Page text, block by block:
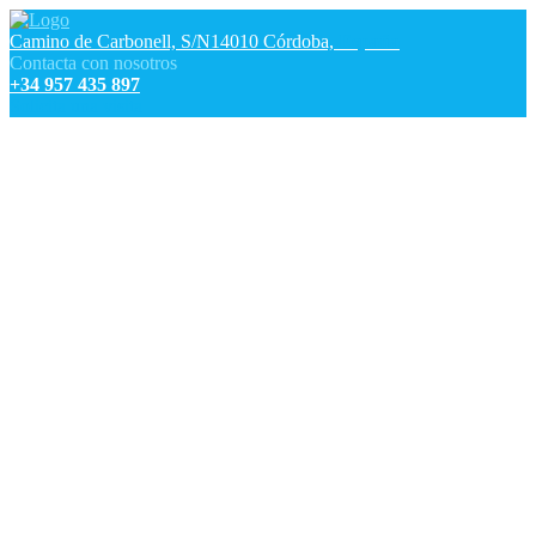
Camino de Carbonell, S/N14010 Córdoba,
Contacta con nosotros
+34 957 435 897